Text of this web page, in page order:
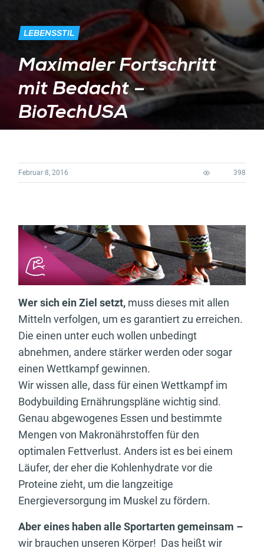
LEBENSSTIL
Maximaler Fortschritt
mit Bedacht –
BioTechUSA
Februar 8, 2016 398
Wer sich ein Ziel setzt, muss dieses mit allen
Mitteln verfolgen, um es garantiert zu erreichen.
Die einen unter euch wollen unbedingt
abnehmen, andere stärker werden oder sogar
einen Wettkampf gewinnen.
Wir wissen alle, dass für einen Wettkampf im
Bodybuilding Ernährungspläne wichtig sind.
Genau abgewogenes Essen und bestimmte
Mengen von Makronährstoffen für den
optimalen Fettverlust. Anders ist es bei einem
Läufer, der eher die Kohlenhydrate vor die
Proteine zieht, um die langzeitige
Energieversorgung im Muskel zu fördern.
Aber eines haben alle Sportarten gemeinsam –
wir brauchen unseren Körper! Das heißt wir